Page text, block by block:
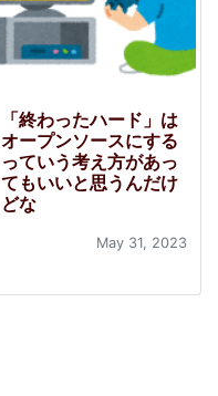
「終わったハード」は
オープンソースにする
っていう考え方があっ
てもいいと思うんだけ
どな
May 31, 2023